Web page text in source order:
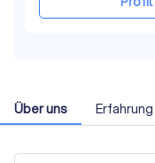
Über uns Erfahrung